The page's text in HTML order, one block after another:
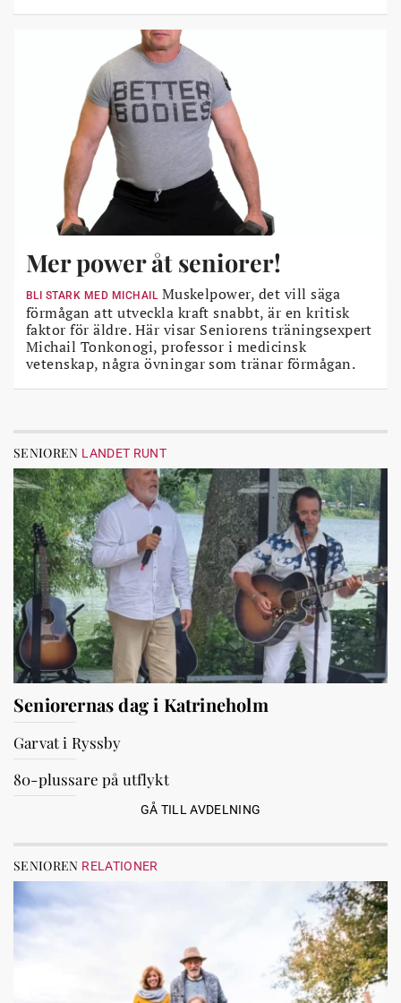
Mer power åt seniorer!
BLI STARK MED MICHAILMuskelpower, det vill säga
förmågan att utveckla kraft snabbt, är en kritisk
faktor för äldre. Här visar Seniorens träningsexpert
Michail Tonkonogi, professor i medicinsk
vetenskap, några övningar som tränar förmågan.
SENIOREN LANDET RUNT
Seniorernas dag i Katrineholm
Garvat i Ryssby
80-plussare på utflykt
GÅ TILL AVDELNING
SENIOREN RELATIONER